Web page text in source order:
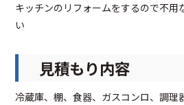
キッチンのリフォームをするので不用
い
見積もり内容
冷蔵庫、棚、食器、ガスコンロ、調理